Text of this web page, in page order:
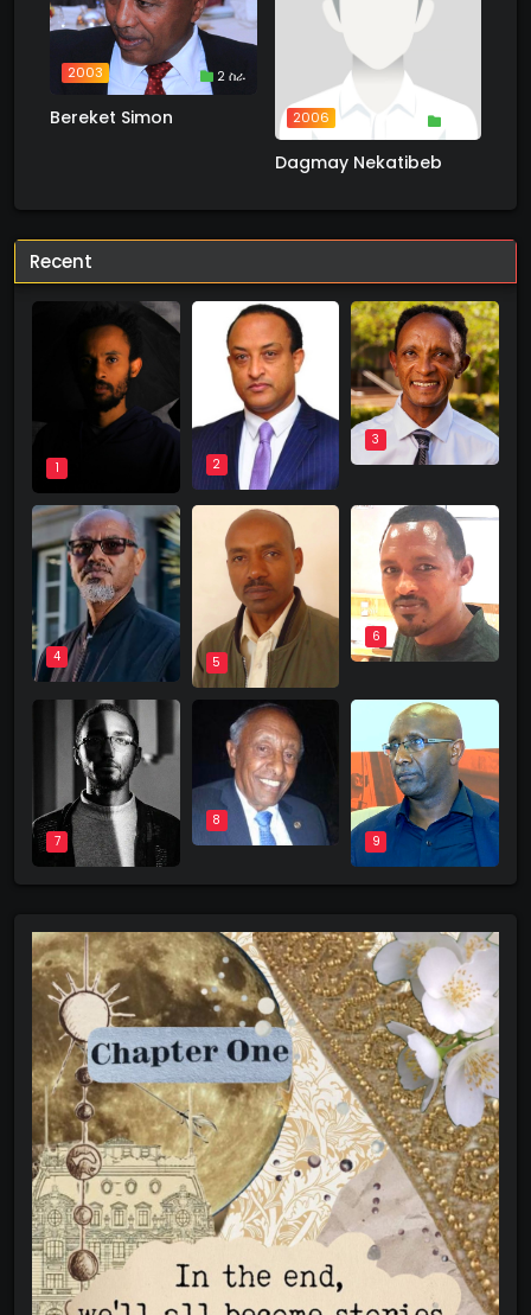
2003 2 ስራ
Bereket Simon 2006
Dagmay Nekatibeb
Recent
1 2
3
4 5
6
7
8
9